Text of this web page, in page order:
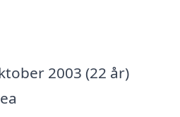
2003 (22 år)